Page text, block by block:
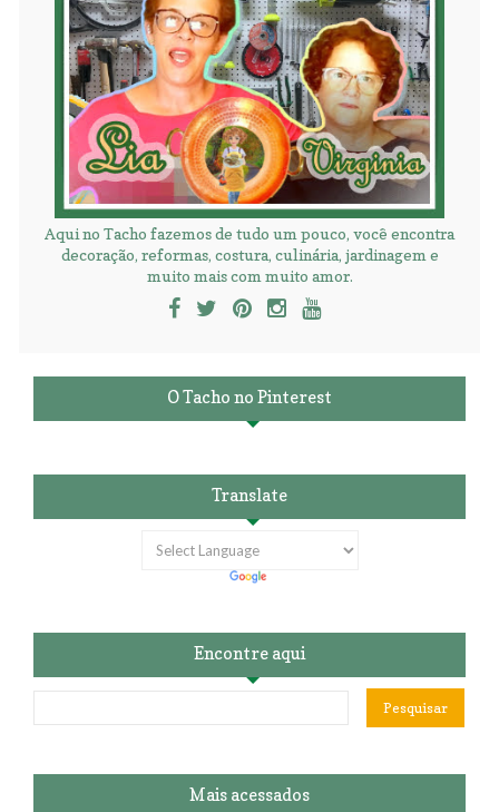
Aqui no Tacho fazemos de tudo um pouco, você encontra
decoração, reformas, costura, culinária, jardinagem e
muito mais com muito amor.
O Tacho no Pinterest
Translate
Encontre aqui
Mais acessados